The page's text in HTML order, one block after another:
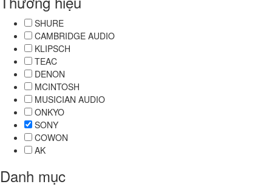
SHURE
CAMBRIDGE AUDIO
KLIPSCH
TEAC
DENON
MCINTOSH
MUSICIAN AUDIO
ONKYO
SONY
COWON
AK
Danh mục